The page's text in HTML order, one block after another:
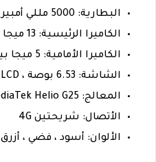
البطارية: 5000 مللي أمبير
الكاميرا الرئيسية: 13 ميجا بيكسل ، AF
الكاميرا الأمامية: 5 ميجا بيكسل
الشاشة: 6.53 بوصة ، IPS LCD
المعالج: MediaTek Helio G25
الأتصال: شريحتين 4G
الألوان: أسود ، فضي ، أزرق